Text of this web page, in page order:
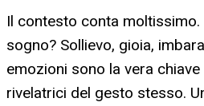
Il contesto conta
sogno? Sollievo, gioia,
emozioni sono la vera
rivelatrici del gesto stesso.